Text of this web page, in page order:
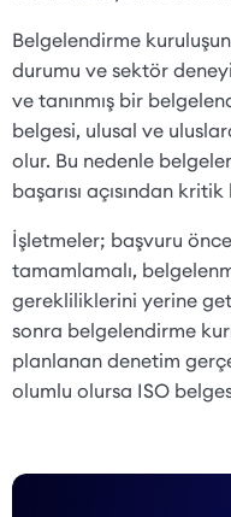
Belgelendirme
durumu ve sektör
ve tanınmış bir
belgesi, ulusal ve
olur. Bu nedenle
başarısı açısından
İşletmeler; başvuru
tamamlamalı,
gerekliliklerini yerine
sonra belgelendirme
planlanan denetim
olumlu olursa ISO